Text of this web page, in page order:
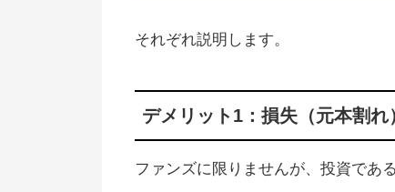
それぞれ説明します。
デメリット1：損失（元本割れ
ファンズに限りませんが、投資であ